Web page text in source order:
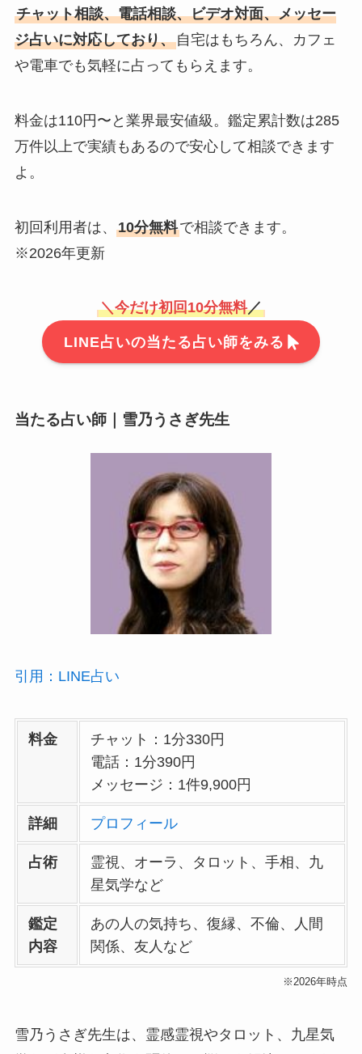
チャット相談、電話相談、ビデオ対面、メッセー
ジ占いに対応しており、自宅はもちろん、カフェ
や電車でも気軽に占ってもらえます。
料金は110円〜と業界最安値級。鑑定累計数は285
万件以上で実績もあるので安心して相談できます
よ。
初回利用者は、 10分無料で相談できます。
※2026年更新
＼今だけ初回10分無料／
LINE占いの当たる占い師をみる
当たる占い師｜雪乃うさぎ先生
引用：LINE占い
料金
チャット：1分330円
電話：1分390円
メッセージ：1件9,900円
詳細 プロフィール
占術
霊視、オーラ、タロット、手相、九
星気学など
鑑定
内容
あの人の気持ち、復縁、不倫、人間
関係、友人など
※2026年時点
雪乃うさぎ先生は、霊感霊視やタロット、九星気